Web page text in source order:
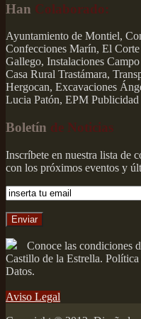
Han Colaborado:
Ayuntamiento de Montiel,
Confecciones Marín, El
Gallego, Instalaciones
Casa Rural Trastámara,
Hergocan, Excavaciones
Lucia Patón, EPM Publicidad
Boletín de Noticias
Inscríbete en nuestra lista de
con los próximos eventos y
Conoce las condiciones
Castillo de la Estrella.
Datos.
Aviso Legal